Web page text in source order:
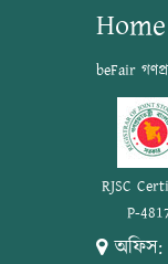
Home
beFair
RJSC
P-
অফিস: